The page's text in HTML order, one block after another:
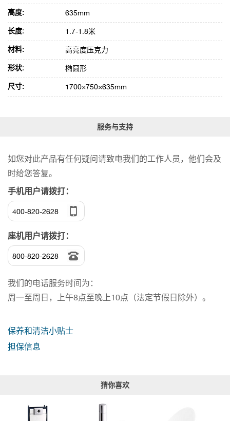
高度: 635mm
长度: 1.7-1.8米
材料: 高亮度压克力
形状: 椭圆形
尺寸: 1700×750×635mm
服务与支持
如您对此产品有任何疑问请致电我们的工作人员，他们会及
时给您答复。
手机用户请拨打：
400-820-2628
座机用户请拨打：
800-820-2628
我们的电话服务时间为：
周一至周日，上午8点至晚上10点（法定节假日除外）。
保养和清洁小贴士
担保信息
猜你喜欢